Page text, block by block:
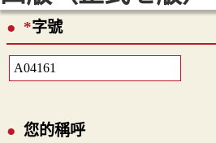
*字號
您的稱呼